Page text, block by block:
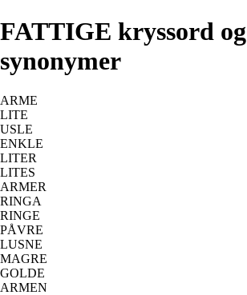
FATTIGE kryssord og
synonymer
ARME
LITE
USLE
ENKLE
LITER
LITES
ARMER
RINGA
RINGE
PÅVRE
LUSNE
MAGRE
GOLDE
ARMEN